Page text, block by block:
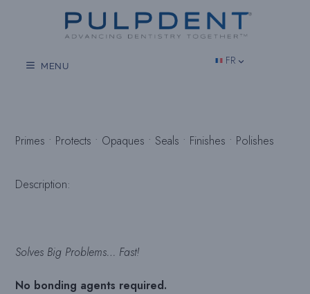
MENU FR
Primes • Protects • Opaques • Seals • Finishes • Polishes
Description:
Solves Big Problems… Fast!
No bonding agents required.